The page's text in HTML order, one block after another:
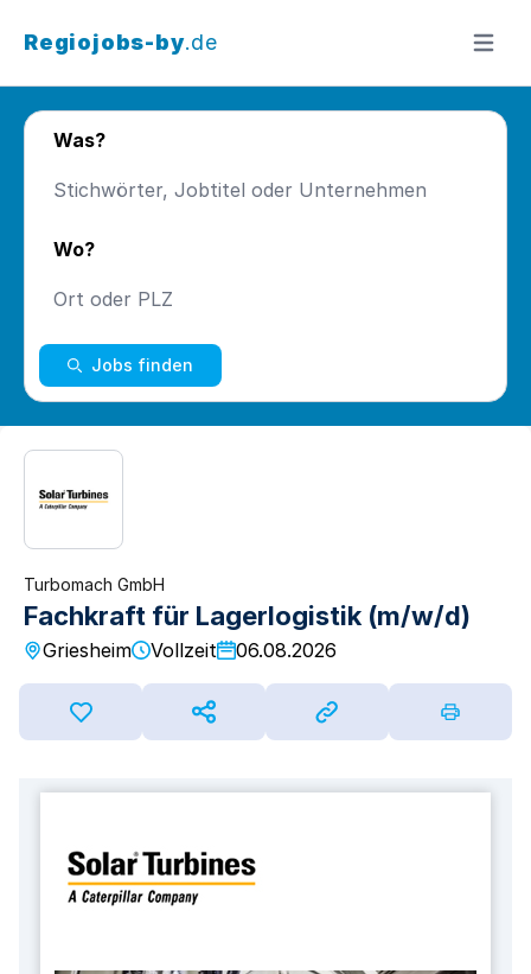
Regiojobs-by.de Menü
Was?
Wo?
Jobs finden
Turbomach GmbH
Fachkraft für Lagerlogistik (m/w/d)
Griesheim Vollzeit 06.08.2026